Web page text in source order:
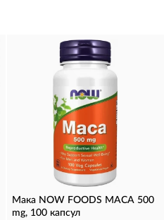
Мака NOW FOODS MACA 500
mg, 100 капсул